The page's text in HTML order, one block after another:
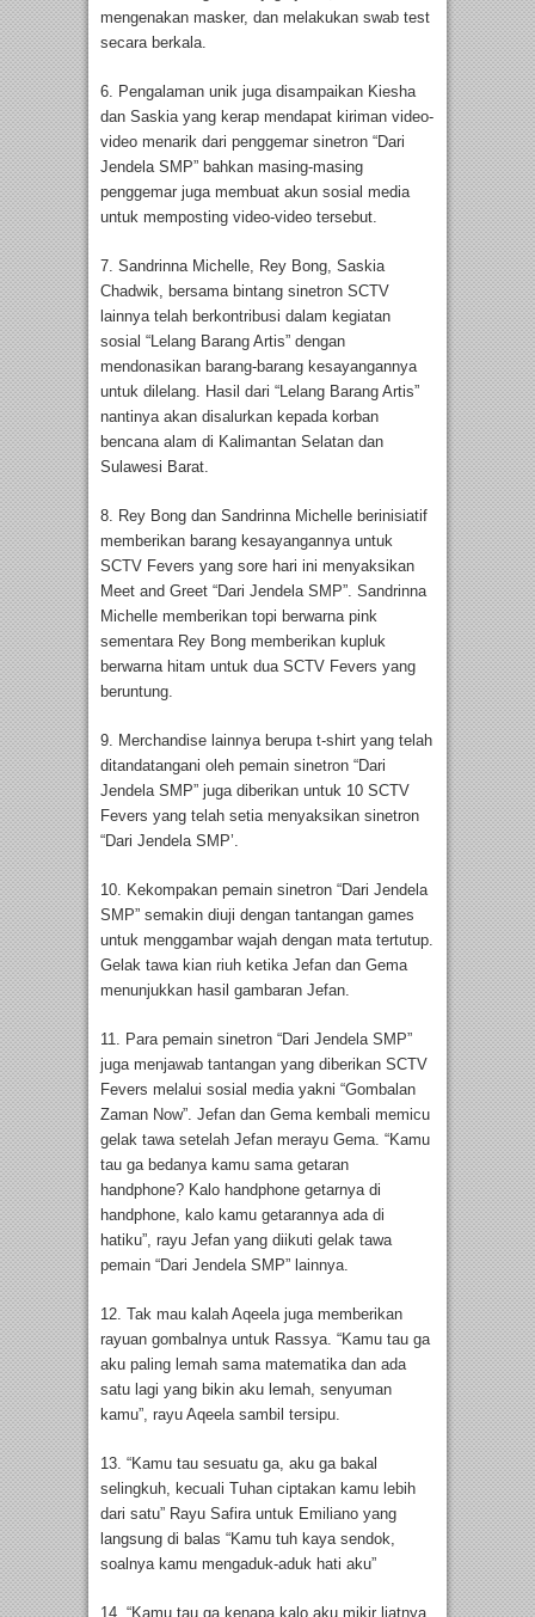
mengenakan masker, dan melakukan swab test
secara berkala.
6. Pengalaman unik juga disampaikan Kiesha
dan Saskia yang kerap mendapat kiriman video-
video menarik dari penggemar sinetron “Dari
Jendela SMP” bahkan masing-masing
penggemar juga membuat akun sosial media
untuk memposting video-video tersebut.
7. Sandrinna Michelle, Rey Bong, Saskia
Chadwik, bersama bintang sinetron SCTV
lainnya telah berkontribusi dalam kegiatan
sosial “Lelang Barang Artis” dengan
mendonasikan barang-barang kesayangannya
untuk dilelang. Hasil dari “Lelang Barang Artis”
nantinya akan disalurkan kepada korban
bencana alam di Kalimantan Selatan dan
Sulawesi Barat.
8. Rey Bong dan Sandrinna Michelle berinisiatif
memberikan barang kesayangannya untuk
SCTV Fevers yang sore hari ini menyaksikan
Meet and Greet “Dari Jendela SMP”. Sandrinna
Michelle memberikan topi berwarna pink
sementara Rey Bong memberikan kupluk
berwarna hitam untuk dua SCTV Fevers yang
beruntung.
9. Merchandise lainnya berupa t-shirt yang telah
ditandatangani oleh pemain sinetron “Dari
Jendela SMP” juga diberikan untuk 10 SCTV
Fevers yang telah setia menyaksikan sinetron
“Dari Jendela SMP’.
10. Kekompakan pemain sinetron “Dari Jendela
SMP” semakin diuji dengan tantangan games
untuk menggambar wajah dengan mata tertutup.
Gelak tawa kian riuh ketika Jefan dan Gema
menunjukkan hasil gambaran Jefan.
11. Para pemain sinetron “Dari Jendela SMP”
juga menjawab tantangan yang diberikan SCTV
Fevers melalui sosial media yakni “Gombalan
Zaman Now”. Jefan dan Gema kembali memicu
gelak tawa setelah Jefan merayu Gema. “Kamu
tau ga bedanya kamu sama getaran
handphone? Kalo handphone getarnya di
handphone, kalo kamu getarannya ada di
hatiku”, rayu Jefan yang diikuti gelak tawa
pemain “Dari Jendela SMP” lainnya.
12. Tak mau kalah Aqeela juga memberikan
rayuan gombalnya untuk Rassya. “Kamu tau ga
aku paling lemah sama matematika dan ada
satu lagi yang bikin aku lemah, senyuman
kamu”, rayu Aqeela sambil tersipu.
13. “Kamu tau sesuatu ga, aku ga bakal
selingkuh, kecuali Tuhan ciptakan kamu lebih
dari satu” Rayu Safira untuk Emiliano yang
langsung di balas “Kamu tuh kaya sendok,
soalnya kamu mengaduk-aduk hati aku”
14. “Kamu tau ga kenapa kalo aku mikir liatnya